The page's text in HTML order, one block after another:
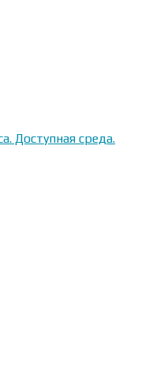
Доступная среда.